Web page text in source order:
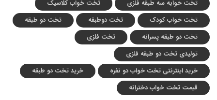
تخت خوابه سه طبقه فلزی
تخت خواب کلاسیک
تخت خواب کودک
تخت دوطبقه
تخت دو طبقه
تخت دو طبقه پسرانه
تخت فلزی
تولیدی تخت دو طبقه فلزی
خرید اینترنتی تخت خواب دو نفره
خرید تخت دو طبقه
قیمت تخت خواب دخترانه